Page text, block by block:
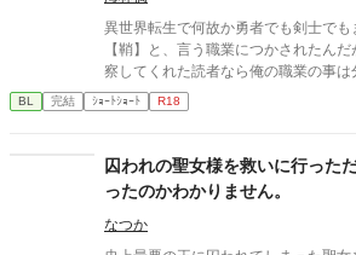
異世界転生で何故か勇者でも剣士でも
【鞘】と、言う職業につかされたんだが まぁ、色々と省略す
察してくれた読者なら俺の職業の事は
ぁ、そんなこんなで世界が平和になっ
ってきたはずなのにだ
BL 完結 ｼｮｰﾄｼｮｰﾄ R18
囚われの聖女様を救いに行った
ったのかわかりません。
なつか